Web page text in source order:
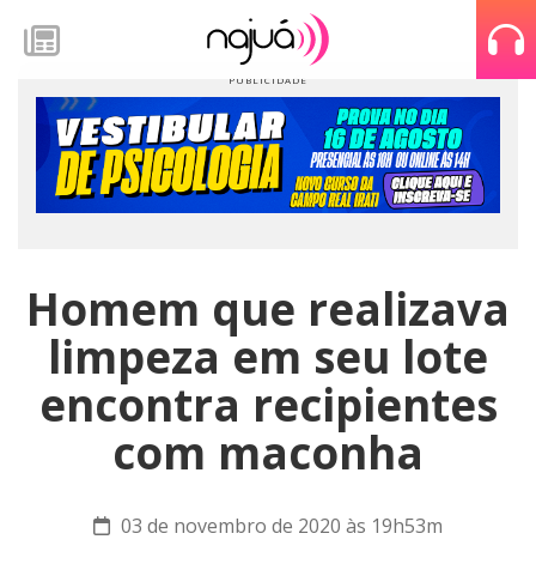
Homem que realizava
limpeza em seu lote
encontra recipientes
com maconha
03 de novembro de 2020 às 19h53m